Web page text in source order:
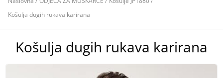
Košulja dugih rukava karirana
Košulja dugih rukava karirana